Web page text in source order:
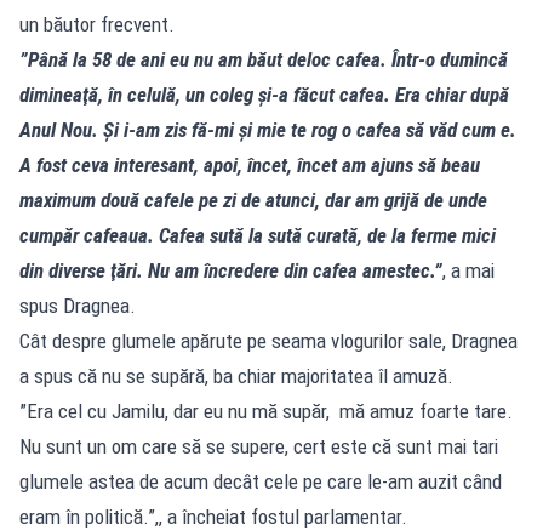
un băutor frecvent.
”Până la 58 de ani eu nu am băut deloc cafea. Într-o dumincă
dimineaţă, în celulă, un coleg şi-a făcut cafea. Era chiar după
Anul Nou. Şi i-am zis fă-mi şi mie te rog o cafea să văd cum e.
A fost ceva interesant, apoi, încet, încet am ajuns să beau
maximum două cafele pe zi de atunci, dar am grijă de unde
cumpăr cafeaua. Cafea sută la sută curată, de la ferme mici
din diverse ţări. Nu am încredere din cafea amestec.”, a mai
spus Dragnea.
Cât despre glumele apărute pe seama vlogurilor sale, Dragnea
a spus că nu se supără, ba chiar majoritatea îl amuză.
”Era cel cu Jamilu, dar eu nu mă supăr, mă amuz foarte tare.
Nu sunt un om care să se supere, cert este că sunt mai tari
glumele astea de acum decât cele pe care le-am auzit când
eram în politică.”,, a încheiat fostul parlamentar.